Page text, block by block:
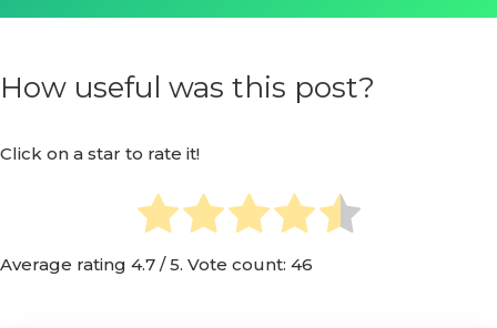
How useful was this post?
Click on a star to rate it!
Average rating 4.7 / 5. Vote count: 46